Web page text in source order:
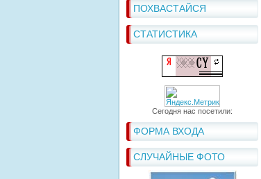
ПОХВАСТАЙСЯ
СТАТИСТИКА
Сегодня нас посетили:
ФОРМА ВХОДА
СЛУЧАЙНЫЕ ФОТО